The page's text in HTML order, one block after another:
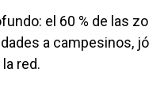
el 60 % de las
a campesinos,
red.